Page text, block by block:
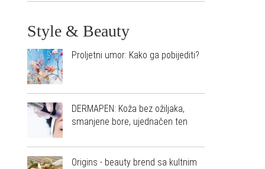
Style & Beauty
Proljetni umor: Kako ga pobijediti?
DERMAPEN: Koža bez ožiljaka,
smanjene bore, ujednačen ten
Origins - beauty brend sa kultnim